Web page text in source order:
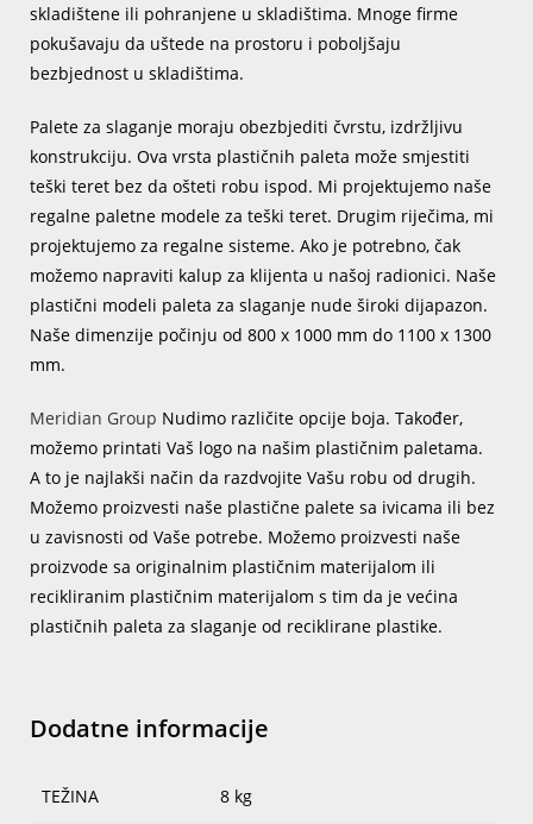
skladištene ili pohranjene u skladištima. Mnoge firme
pokušavaju da uštede na prostoru i poboljšaju
bezbjednost u skladištima.
Palete za slaganje moraju obezbjediti čvrstu, izdržljivu
konstrukciju. Ova vrsta plastičnih paleta može smjestiti
teški teret bez da ošteti robu ispod. Mi projektujemo naše
regalne paletne modele za teški teret. Drugim riječima, mi
projektujemo za regalne sisteme. Ako je potrebno, čak
možemo napraviti kalup za klijenta u našoj radionici. Naše
plastični modeli paleta za slaganje nude široki dijapazon.
Naše dimenzije počinju od 800 x 1000 mm do 1100 x 1300
mm.
Meridian Group Nudimo različite opcije boja. Također,
možemo printati Vaš logo na našim plastičnim paletama.
A to je najlakši način da razdvojite Vašu robu od drugih.
Možemo proizvesti naše plastične palete sa ivicama ili bez
u zavisnosti od Vaše potrebe. Možemo proizvesti naše
proizvode sa originalnim plastičnim materijalom ili
recikliranim plastičnim materijalom s tim da je većina
plastičnih paleta za slaganje od reciklirane plastike.
Dodatne informacije
TEŽINA 8 kg